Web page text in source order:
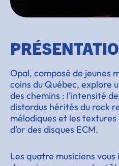
Opal, composé de jeunes
coins du Québec, explore
des chemins : l’intensité
distordus hérités du rock
mélodiques et les textures
d’or des disques ECM.
Les quatre musiciens